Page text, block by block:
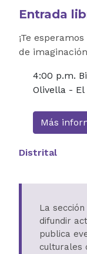
Entrada
¡Te
de
4:00 p.m.
Olivella -
Más
Distrital
La
difundir
publica
culturales